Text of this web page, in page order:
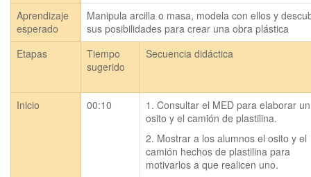
Aprendizaje
esperado
Manipula arcilla o masa, modela con ellos y
sus posibilidades para crear una obra plástica
Etapas
Tiempo
sugerido
Secuencia didáctica
Inicio 00:10
1. Consultar el MED para elaborar un
osito y el camión de plastilina.
2. Mostrar a los alumnos el osito y el
camión hechos de plastilina para
motivarlos a que realicen uno.